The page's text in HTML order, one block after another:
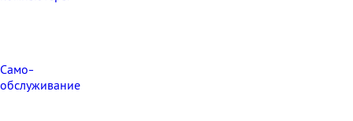
Само-
обслуживание